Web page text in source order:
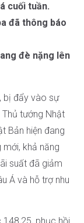
cuối tuần.
đã thông báo
đè nặng lên
bị đẩy vào sự
tướng Nhật
Bản hiện đang
khả năng
suất đã giảm
Á và hỗ trợ nhu